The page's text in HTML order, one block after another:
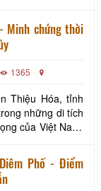
đền thờ: Thiên,
và chùa thờ
những nét
Minh chứng thời
1365
Thiệu Hóa, tỉnh
những di tích
của Việt Nam,
Phát hiện từ
Đọ đã trở thành
cứu thời tiền
Phố - Điểm